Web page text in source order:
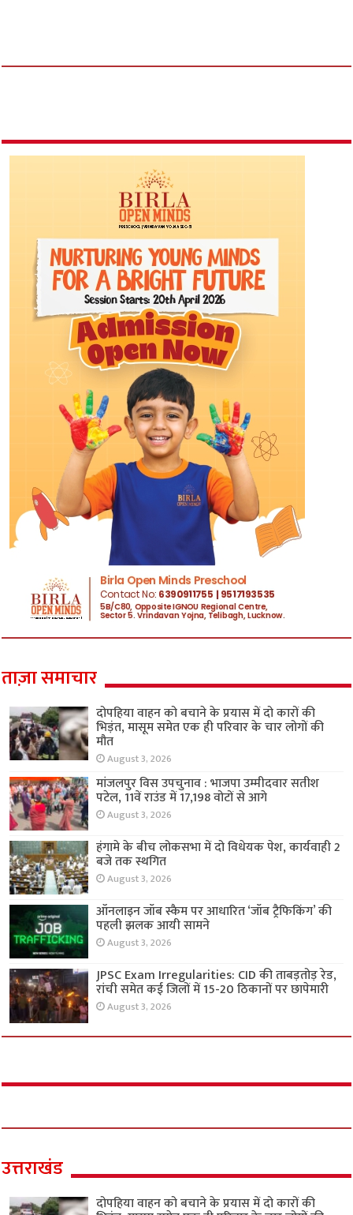
ताज़ा समाचार
दोपहिया वाहन को बचाने के प्रयास में दो कारों की
भिड़ंत, मासूम समेत एक ही परिवार के चार लोगों की
मौत
August 3, 2026
मांजलपुर विस उपचुनाव : भाजपा उम्मीदवार सतीश
पटेल, 11वें राउंड में 17,198 वोटों से आगे
August 3, 2026
हंगामे के बीच लोकसभा में दो विधेयक पेश, कार्यवाही 2
बजे तक स्थगित
August 3, 2026
ऑनलाइन जॉब स्कैम पर आधारित ‘जॉब ट्रैफिकिंग’ की
पहली झलक आयी सामने
August 3, 2026
JPSC Exam Irregularities: CID की ताबड़तोड़ रेड,
रांची समेत कई जिलों में 15-20 ठिकानों पर छापेमारी
August 3, 2026
उत्तराखंड
दोपहिया वाहन को बचाने के प्रयास में दो कारों की